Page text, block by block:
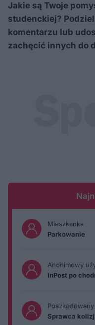
Jakie są Twoje
studenckiej?
komentarzu lub
zachęcić innych do
Mieszkanka
Parkowanie
Anonimowy
InPost po
Poszkodowany
Sprawca